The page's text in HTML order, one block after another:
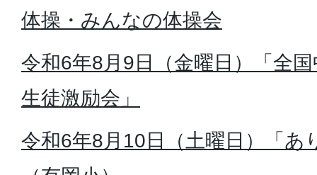
体操・みんなの体操会
令和6年8月9日（金曜日）「全
生徒激励会」
令和6年8月10日（土曜日）「あ